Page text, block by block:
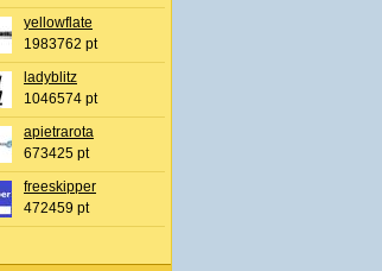
yellowflate
1983762 pt
ladyblitz
1046574 pt
apietrarota
673425 pt
freeskipper
472459 pt